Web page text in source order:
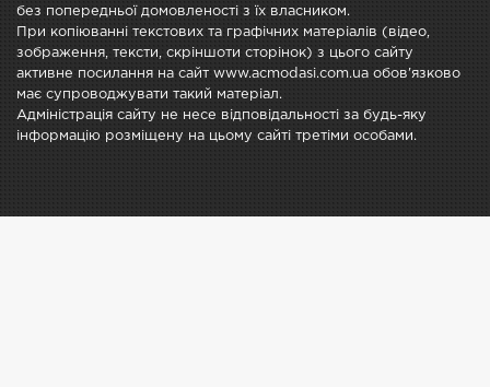
без попередньої домовленості з їх власником.
При копіюванні текстових та графічних матеріалів (відео,
зображення, тексти, скріншоти сторінок) з цього сайту
активне посилання на сайт www.acmodasi.com.ua обов'язково
має супроводжувати такий матеріал.
Адміністрація сайту не несе відповідальності за будь-яку
інформацію розміщену на цьому сайті третіми особами.